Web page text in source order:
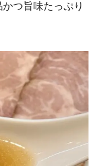
つ旨味たっぷり